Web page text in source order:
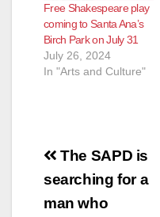
Free Shakespeare play
coming to Santa Ana’s
Birch Park on July 31
July 26, 2024
In "Arts and Culture"
Post
navigation
The SAPD is
searching for a
man who